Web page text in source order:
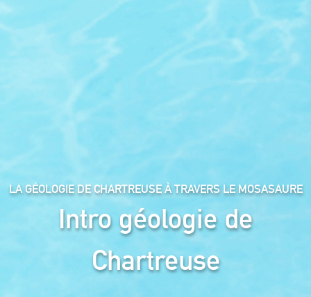
LA GÉOLOGIE DE CHARTREUSE À TRAVERS LE MOSASAURE
Intro géologie de
Chartreuse